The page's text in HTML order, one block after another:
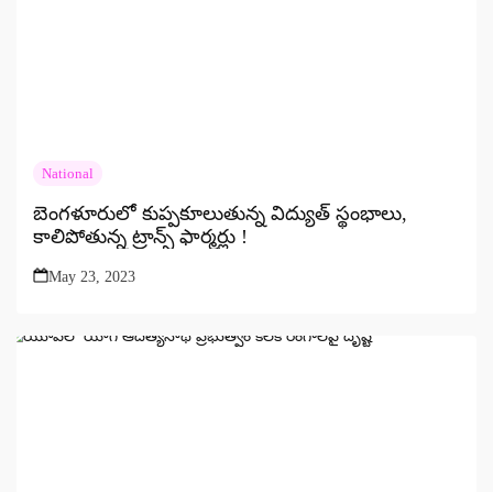
National
బెంగళూరులో కుప్పకూలుతున్న విద్యుత్ స్థంభాలు,
కాలిపోతున్న ట్రాన్స్ ఫార్మర్లు !
May 23, 2023